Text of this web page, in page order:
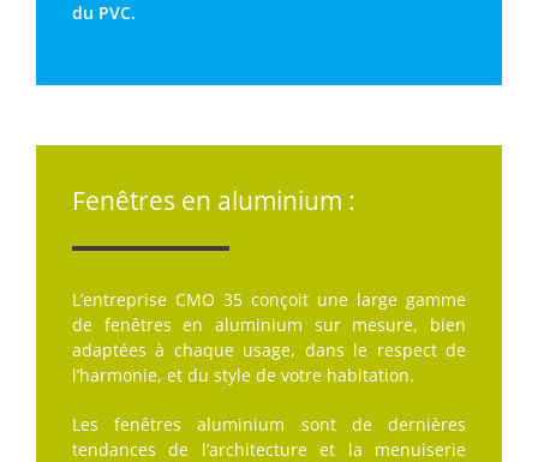
du PVC.
Fenêtres en aluminium :
L’entreprise CMO 35 conçoit une large gamme
de fenêtres en aluminium sur mesure, bien
adaptées à chaque usage, dans le respect de
l’harmonie, et du style de votre habitation.
Les fenêtres aluminium sont de dernières
tendances de l’architecture et la menuiserie